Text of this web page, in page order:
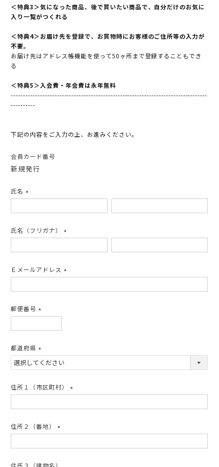
＜特典3＞気になった商品、後で買いたい商品で、自分だけのお気に
入り一覧がつくれる
＜特典4＞お届け先を登録で、お買物時にお客様のご住所等の入力が
不要。
お届け先はアドレス帳機能を使って50ヶ所まで登録することもでき
る
＜特典5＞入会費・年会費は永年無料
---------------------------------------------------------------------------------
----------
下記の内容をご入力の上、お進みください。
会員カード番号
新規発行
氏名
須)
氏名（フリガナ）
須)
Ｅメールアドレス
須)
郵便番号
須)
都道府県
(必
須)
住所１（市区町村）
須)
住所２（番地）
須)
住所３（建物名）